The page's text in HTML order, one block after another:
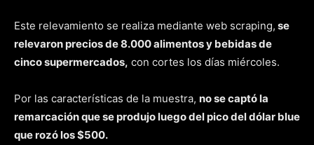
Este relevamiento se realiza mediante web scraping, se
relevaron precios de 8.000 alimentos y bebidas de
cinco supermercados, con cortes los días miércoles.
Por las características de la muestra, no se captó la
remarcación que se produjo luego del pico del dólar blue
que rozó los $500.